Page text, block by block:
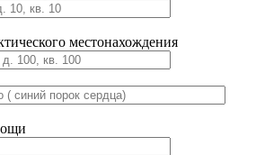
местонахождения